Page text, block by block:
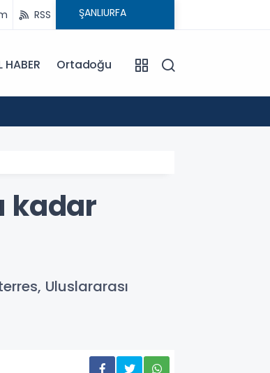
RSS
HABER Ortadoğu
kadar
Uluslararası